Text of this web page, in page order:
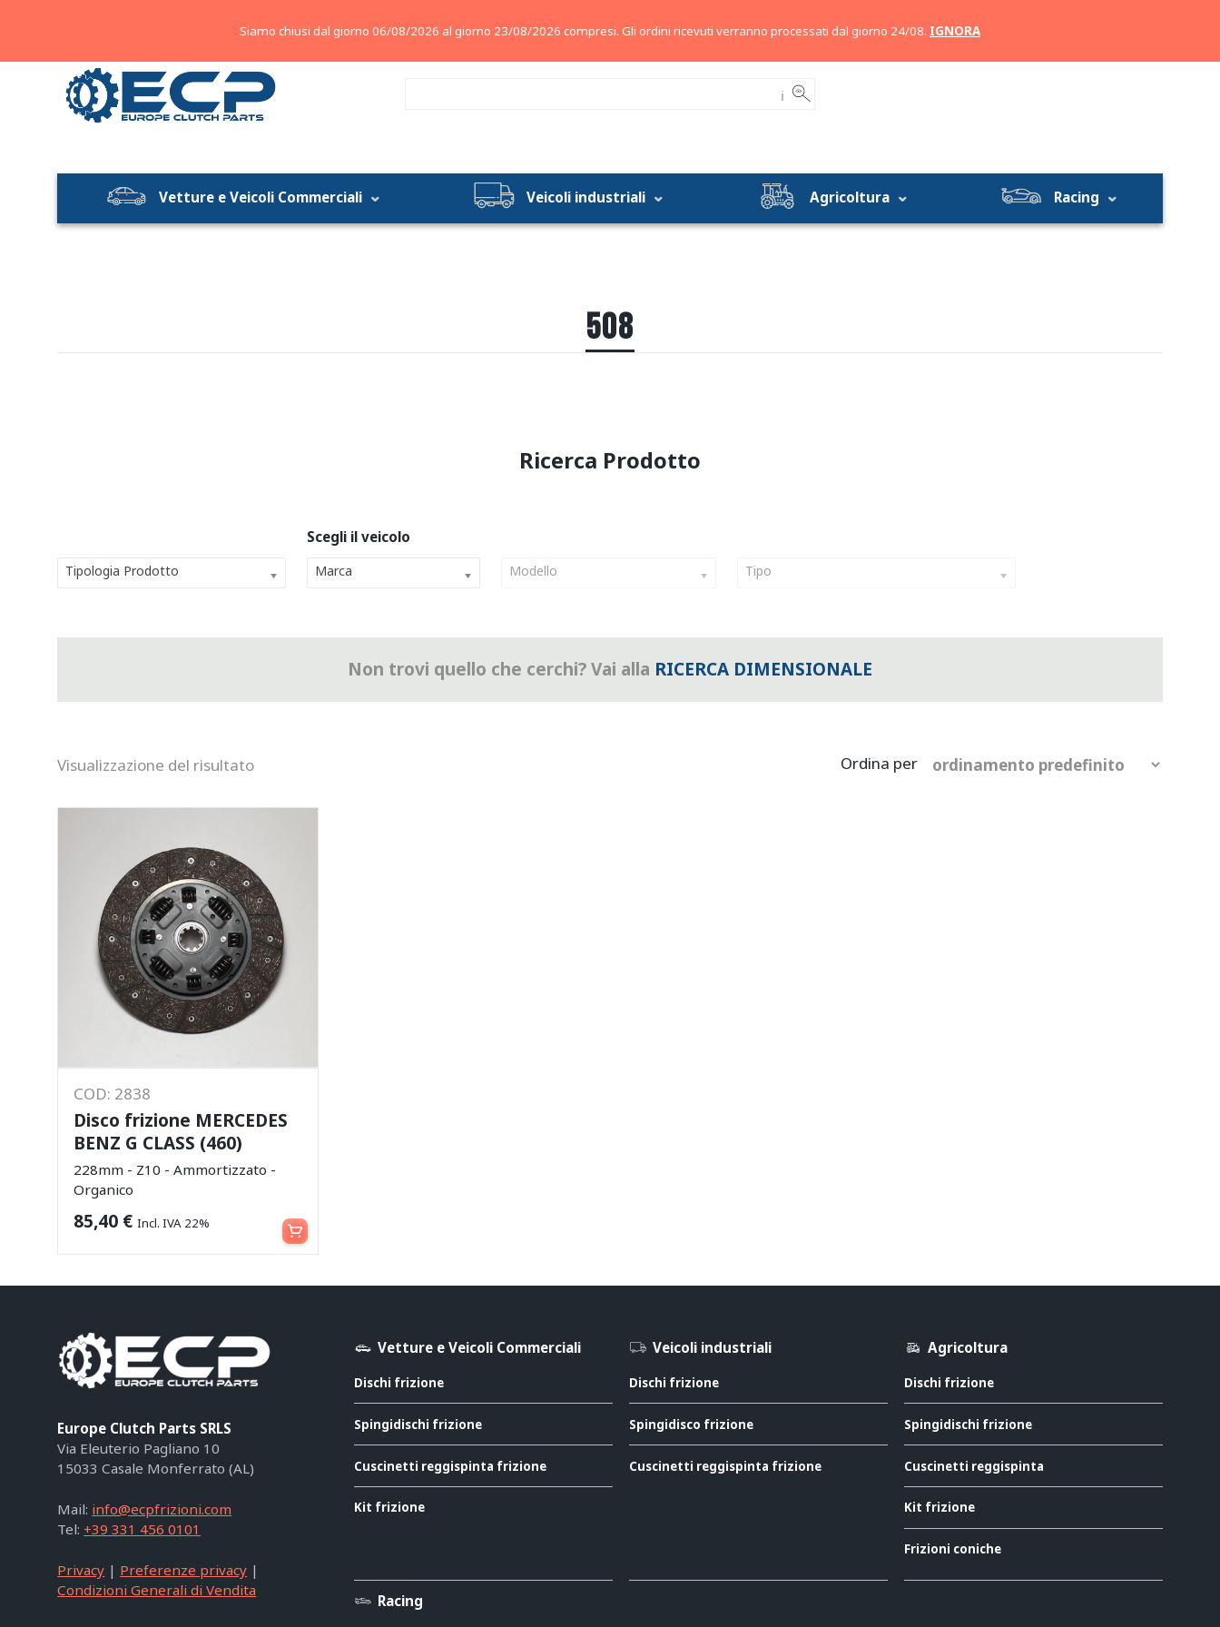
ℹ
Vetture e Veicoli Commerciali Veicoli industriali Agricoltura Racing
508
Tipologia Prodotto Marca Modello Tipo
Non trovi quello che cerchi? Vai alla RICERCA DIMENSIONALE
Visualizzazione del risultato
COD: 2838
Disco frizione MERCEDES
BENZ G CLASS (460)
228mm - Z10 - Ammortizzato -
Organico
85,40 € Incl. IVA 22% Aggiungi al carrello
Europe Clutch Parts SRLS
Via Eleuterio Pagliano 10
15033 Casale Monferrato (AL)
Mail: info@ecpfrizioni.com
Tel: +39 331 456 0101
Privacy | Preferenze privacy |
Condizioni Generali di Vendita
Vetture e Veicoli Commerciali
Dischi frizione
Spingidischi frizione
Cuscinetti reggispinta frizione
Kit frizione
Veicoli industriali
Dischi frizione
Spingidisco frizione
Cuscinetti reggispinta frizione
Agricoltura
Dischi frizione
Spingidischi frizione
Cuscinetti reggispinta
Kit frizione
Frizioni coniche
Racing
Siamo chiusi dal giorno 06/08/2026 al giorno 23/08/2026 compresi. Gli ordini ricevuti verranno processati dal giorno 24/08. IGNORA